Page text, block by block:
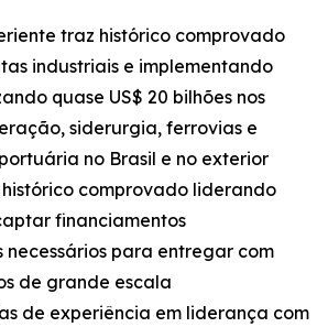
traz histórico comprovado
industriais e implementando
quase US$ 20 bilhões nos
siderurgia, ferrovias e
no Brasil e no exterior
comprovado liderando
financiamentos
necessários para entregar com
de grande escala
de experiência em liderança com